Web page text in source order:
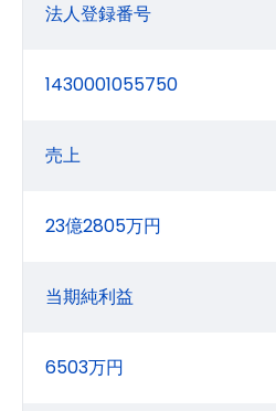
法人登録番号
1430001055750
売上
23億2805万円
当期純利益
6503万円